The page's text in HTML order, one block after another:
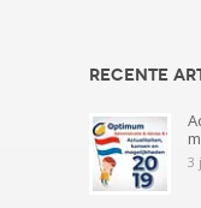
Recente
3